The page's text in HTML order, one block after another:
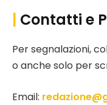
Contatti e
Per segnalazioni,
o anche solo per
Email: